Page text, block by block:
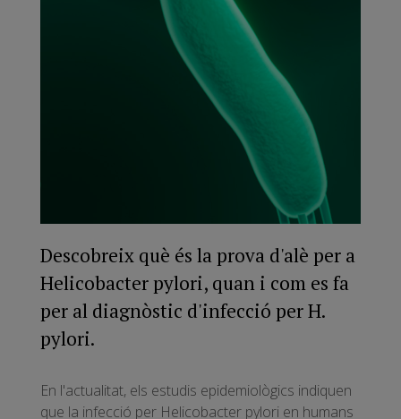
Descobreix què és la prova d'alè per a
Helicobacter pylori, quan i com es fa
per al diagnòstic d'infecció per H.
pylori.
En l'actualitat, els estudis epidemiològics indiquen
que la infecció per Helicobacter pylori en humans